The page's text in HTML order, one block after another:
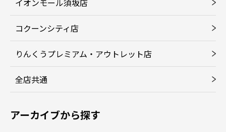
イオンモール須坂店
コクーンシティ店
りんくうプレミアム・アウトレット店
全店共通
アーカイブから探す